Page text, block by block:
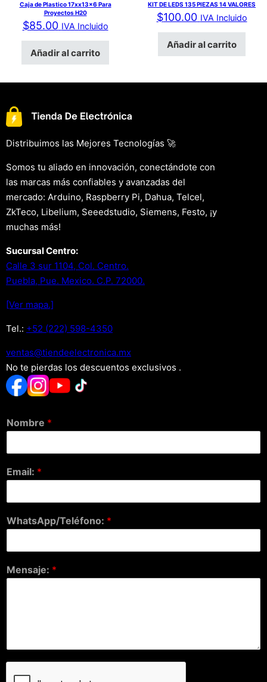
Caja de Plastico 17xx13x6 Para
Proyectos H20
$85.00 IVA Incluido
Añadir al carrito
KIT DE LEDS 135 PIEZAS 14 VALORES
$100.00 IVA Incluido
Añadir al carrito
Distribuimos las Mejores Tecnologías 🚀
Somos tu aliado en innovación, conectándote con
las marcas más confiables y avanzadas del
mercado: Arduino, Raspberry Pi, Dahua, Telcel,
ZkTeco, Libelium, Seeedstudio, Siemens, Festo, ¡y
muchas más!
Sucursal Centro:
Calle 3 sur 1104, Col. Centro.
Puebla, Pue. Mexico. C.P. 72000.
[Ver mapa.]
Tel.: +52 (222) 598-4350
xm.acinortceleedneit@satnev
No te pierdas los descuentos exclusivos .
Nombre *
Email: *
WhatsApp/Teléfono: *
Mensaje: *